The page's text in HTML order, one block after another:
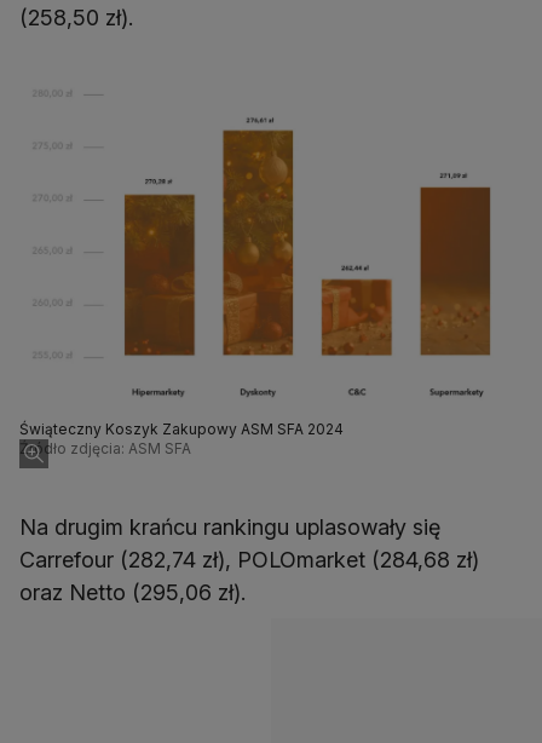
Świąteczny Koszyk Zakupowy ASM SFA 2024
Źródło zdjęcia: ASM SFA
Na drugim krańcu rankingu uplasowały się
Carrefour (282,74 zł), POLOmarket (284,68 zł)